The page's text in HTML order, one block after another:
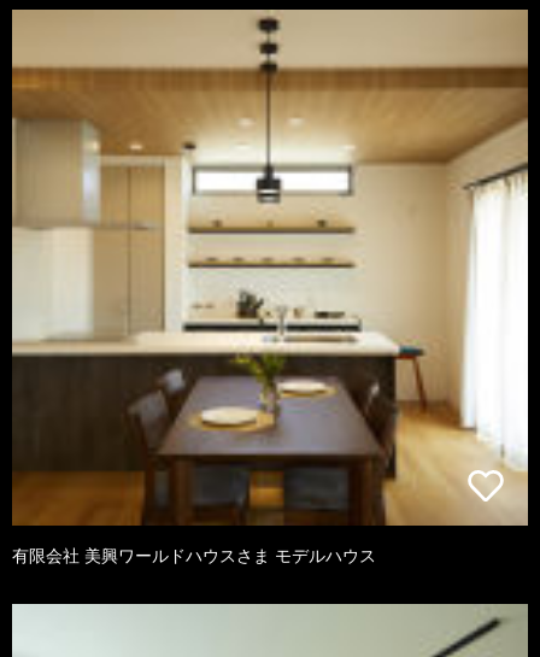
有限会社 美興ワールドハウスさま モデルハウス